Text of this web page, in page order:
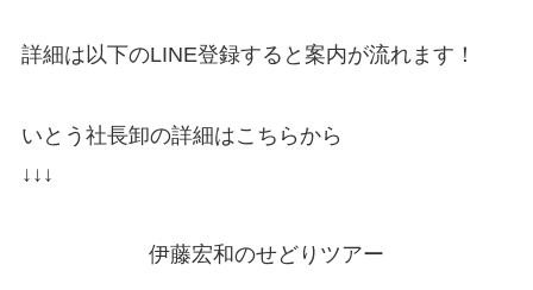
詳細は以下のLINE登録すると案内が流れます！
いとう社長卸の詳細はこちらから
↓↓↓
伊藤宏和のせどりツアー